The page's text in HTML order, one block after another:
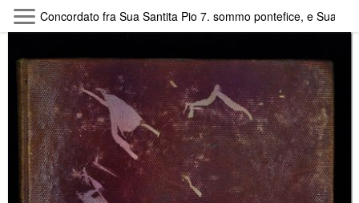
Skip to main content
Byterfly
Follow The Byterfly And Enjoy Open
Knowledge
Concordato fra Sua Santita Pio 7. sommo pontefice, e Sua